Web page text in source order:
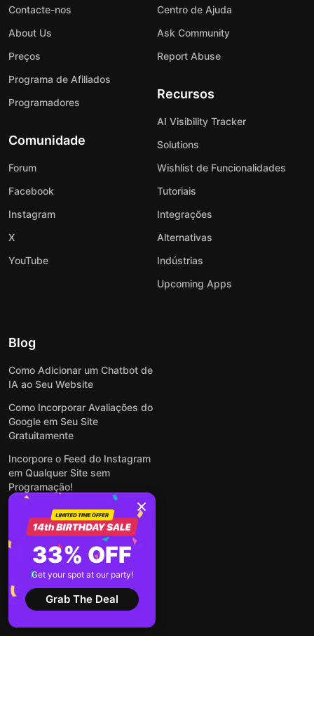
Contacte-nos
About Us
Preços
Programa de Afiliados
Programadores
Comunidade
Forum
Facebook
Instagram
X
YouTube
Centro de Ajuda
Ask Community
Report Abuse
Recursos
AI Visibility Tracker
Solutions
Wishlist de Funcionalidades
Tutoriais
Integrações
Alternativas
Indústrias
Upcoming Apps
Blog
Como Adicionar um Chatbot de
IA ao Seu Website
Como Incorporar Avaliações do
Google em Seu Site
Gratuitamente
Incorpore o Feed do Instagram
em Qualquer Site sem
Programação!
Como Incorporar Formulários
em Qualquer Site Online e
Gratuitamente
Como Criar Formulário para
WordPress: Simples e Rápido
Ver todas publicações
33% OFF
Get your spot at our party!
Grab The Deal